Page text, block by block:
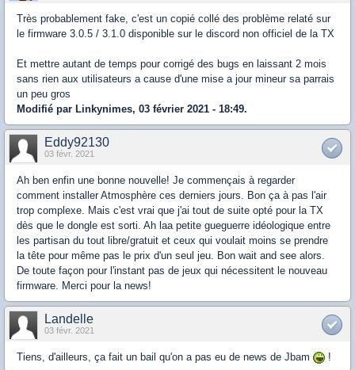
Très probablement fake, c'est un copié collé des problème relaté sur
le firmware 3.0.5 / 3.1.0 disponible sur le discord non officiel de la TX
Et mettre autant de temps pour corrigé des bugs en laissant 2 mois
sans rien aux utilisateurs a cause d'une mise a jour mineur sa parrais
un peu gros
Modifié par Linkynimes, 03 février 2021 - 18:49.
Eddy92130
03 févr. 2021
Ah ben enfin une bonne nouvelle! Je commençais à regarder
comment installer Atmosphère ces derniers jours. Bon ça à pas l'air
trop complexe. Mais c'est vrai que j'ai tout de suite opté pour la TX
dès que le dongle est sorti. Ah laa petite gueguerre idéologique entre
les partisan du tout libre/gratuit et ceux qui voulait moins se prendre
la tête pour même pas le prix d'un seul jeu. Bon wait and see alors.
De toute façon pour l'instant pas de jeux qui nécessitent le nouveau
firmware. Merci pour la news!
Landelle
03 févr. 2021
Tiens, d'ailleurs, ça fait un bail qu'on a pas eu de news de Jbam !